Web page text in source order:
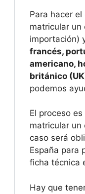
Para hacer
matricular un
importación)
francés,
americano,
británico
podemos
El proceso
matricular un
caso será
España para
ficha técnica
Hay que